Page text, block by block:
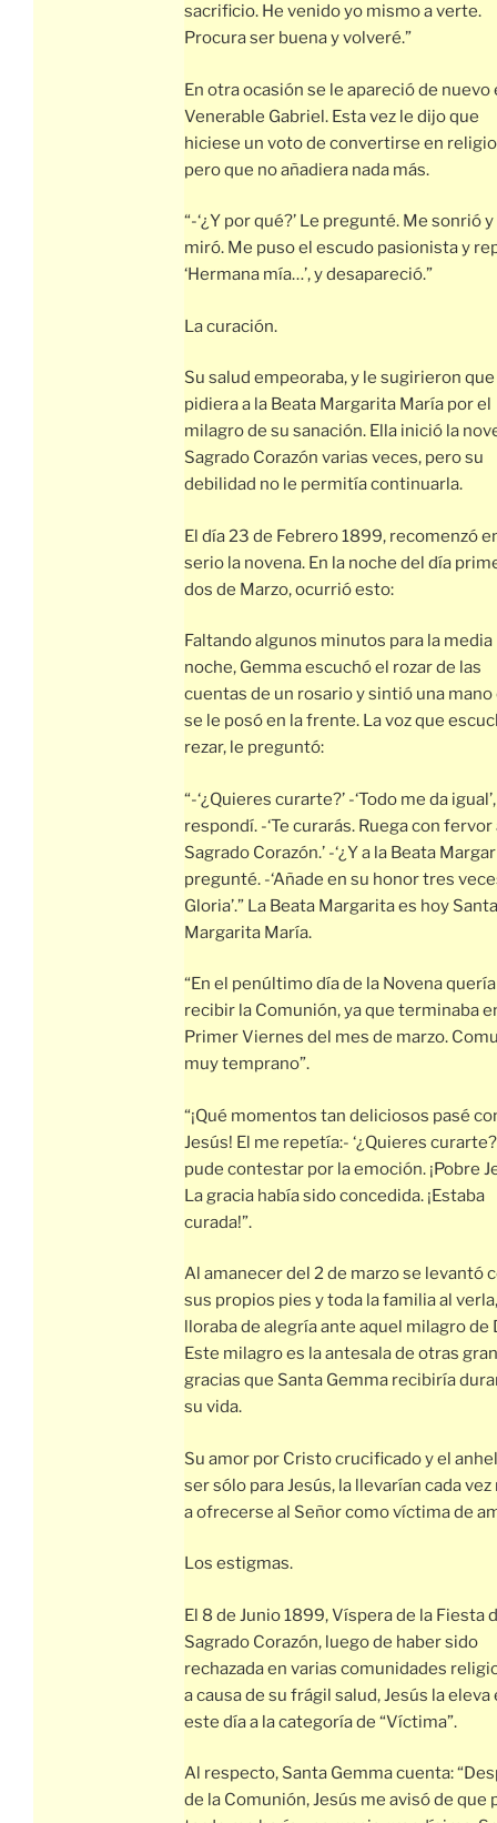
sacrificio. He venido yo mismo a verte.
Procura ser buena y volveré.”
En otra ocasión se le apareció de nuevo
Venerable Gabriel. Esta vez le dijo que
hiciese un voto de convertirse en
pero que no añadiera nada más.
“-‘¿Y por qué?’ Le pregunté. Me sonrió
miró. Me puso el escudo pasionista y
‘Hermana mía…’, y desapareció.”
La curación.
Su salud empeoraba, y le sugirieron
pidiera a la Beata Margarita María por el
milagro de su sanación. Ella inició la
Sagrado Corazón varias veces, pero su
debilidad no le permitía continuarla.
El día 23 de Febrero 1899, recomenzó
serio la novena. En la noche del día
dos de Marzo, ocurrió esto:
Faltando algunos minutos para la media
noche, Gemma escuchó el rozar de las
cuentas de un rosario y sintió una mano
se le posó en la frente. La voz que
rezar, le preguntó:
“-‘¿Quieres curarte?’ -‘Todo me da
respondí. -‘Te curarás. Ruega con fervor
Sagrado Corazón.’ -‘¿Y a la Beata
pregunté. -‘Añade en su honor tres
Gloria’.” La Beata Margarita es hoy Santa
Margarita María.
“En el penúltimo día de la Novena quería
recibir la Comunión, ya que terminaba
Primer Viernes del mes de marzo.
muy temprano”.
“¡Qué momentos tan deliciosos pasé
Jesús! El me repetía:- ‘¿Quieres
pude contestar por la emoción. ¡Pobre
La gracia había sido concedida. ¡Estaba
curada!”.
Al amanecer del 2 de marzo se levantó
sus propios pies y toda la familia al verla,
lloraba de alegría ante aquel milagro de
Este milagro es la antesala de otras
gracias que Santa Gemma recibiría
su vida.
Su amor por Cristo crucificado y el
ser sólo para Jesús, la llevarían cada vez
a ofrecerse al Señor como víctima de
Los estigmas.
El 8 de Junio 1899, Víspera de la Fiesta
Sagrado Corazón, luego de haber sido
rechazada en varias comunidades
a causa de su frágil salud, Jesús la eleva
este día a la categoría de “Víctima”.
Al respecto, Santa Gemma cuenta:
de la Comunión, Jesús me avisó de que